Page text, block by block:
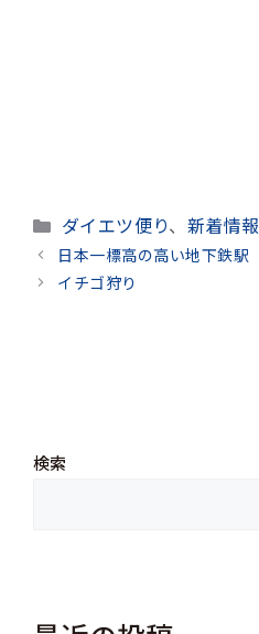
カ
テ
ゴ
ダイエツ便り、 新着情報
日本一標高の高い地下鉄駅
イチゴ狩り
検索